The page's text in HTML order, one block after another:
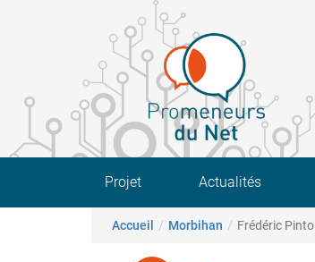
Main navigation
Projet Actualités
Fil d'Ariane
Accueil Morbihan Frédéric Pinto